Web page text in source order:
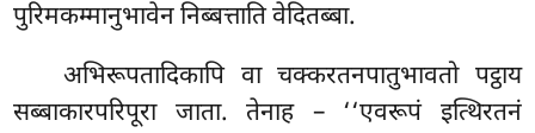
पुरिमकम्मानुभावेन निब्बत्ताति वेदितब्बा.
अभिरूपतादिकापि वा चक्करतनपातुभावतो पट्ठाय
सब्बाकारपरिपूरा जाता. तेनाह – ‘‘एवरूपं इत्थिरतनं